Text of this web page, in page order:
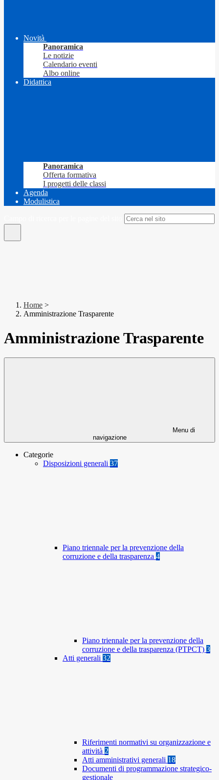
Novità
Panoramica
Le notizie
Calendario eventi
Albo online
Didattica
Panoramica
Offerta formativa
I progetti delle classi
Agenda
Modulistica
Home >
Amministrazione Trasparente
Amministrazione Trasparente
Menu di
navigazione
Categorie
Disposizioni generali 37
Piano triennale per la prevenzione della
corruzione e della trasparenza 4
Piano triennale per la prevenzione della
corruzione e della trasparenza (PTPCT) 3
Atti generali 32
Riferimenti normativi su organizzazione e
attività 2
Atti amministrativi generali 18
Documenti di programmazione strategico-
gestionale